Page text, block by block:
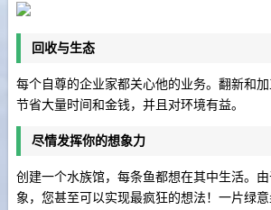
回收与生态
每个自尊的企业家都关心他的业务。翻新和
节省大量时间和金钱，并且对环境有益。
尽情发挥你的想象力
创建一个水族馆，每条鱼都想在其中生活。
象，您甚至可以实现最疯狂的想法！一片绿